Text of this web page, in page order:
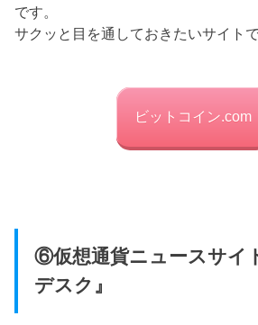
です。
サクッと目を通しておきたいサイトで
ビットコイン.com
⑥仮想通貨ニュースサイ
デスク』